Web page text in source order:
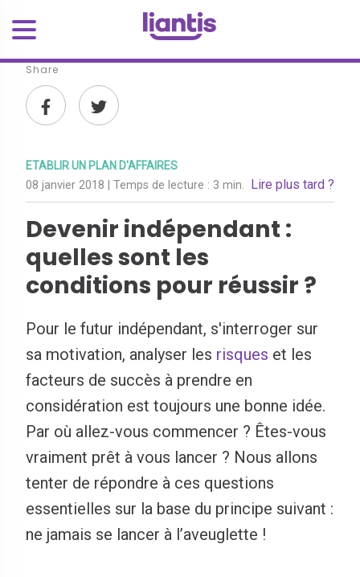
Share
ETABLIR UN PLAN D'AFFAIRES
08 janvier 2018 | Temps de lecture : 3 min. Lire plus tard ?
Devenir indépendant :
quelles sont les
conditions pour réussir ?
Pour le futur indépendant, s'interroger sur
sa motivation, analyser les risques et les
facteurs de succès à prendre en
considération est toujours une bonne idée.
Par où allez-vous commencer ? Êtes-vous
vraiment prêt à vous lancer ? Nous allons
tenter de répondre à ces questions
essentielles sur la base du principe suivant :
ne jamais se lancer à l’aveuglette !